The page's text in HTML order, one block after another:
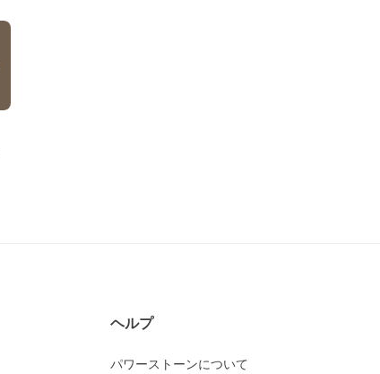
ヘルプ
パワーストーンについて